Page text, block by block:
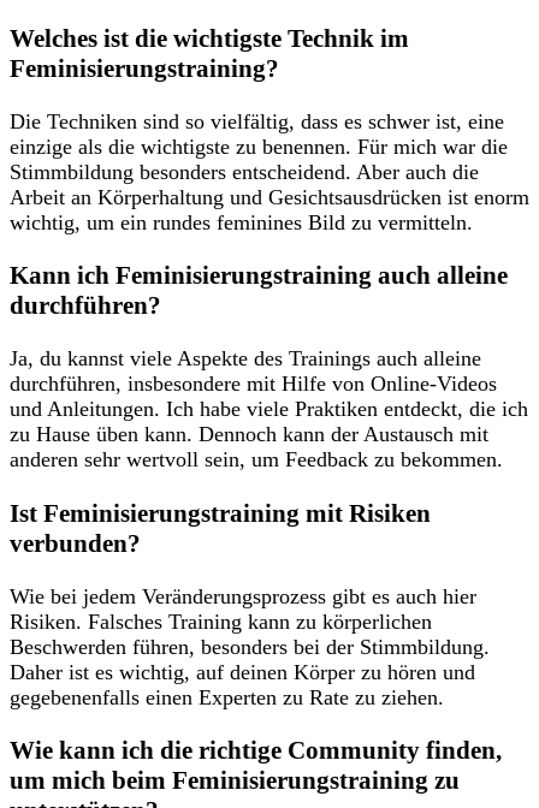
Welches ist die wichtigste Technik ‌im
Feminisierungstraining?
Die‍ Techniken sind so​ vielfältig, dass es ⁢schwer ⁤ist, eine
einzige​ als die wichtigste zu benennen. Für⁣ mich war die
Stimmbildung besonders ⁣entscheidend.‌ Aber auch die
Arbeit⁣ an Körperhaltung und Gesichtsausdrücken ist enorm
wichtig, ​um ein rundes feminines Bild zu vermitteln.
Kann ich ⁤Feminisierungstraining auch alleine
durchführen?
Ja, du⁤ kannst ⁣viele​ Aspekte des‍ Trainings auch ⁤alleine
⁤durchführen, insbesondere​ mit‌ Hilfe​ von Online-Videos​
und Anleitungen. Ich habe ⁣viele ‍Praktiken entdeckt, die ich
zu Hause üben kann. Dennoch kann der Austausch ⁤mit⁢
anderen ​sehr wertvoll⁣ sein, um⁢ Feedback zu bekommen.
Ist Feminisierungstraining‌ mit ‌Risiken
⁢verbunden?
Wie ⁤bei jedem Veränderungsprozess gibt es auch hier
‍Risiken.⁣ Falsches Training‌ kann ‌zu körperlichen
Beschwerden führen, besonders bei der Stimmbildung.‌
Daher ist ‍es ⁤wichtig, ⁤auf deinen Körper ⁢zu hören und
gegebenenfalls einen Experten zu ‍Rate zu ziehen.
Wie kann ich die richtige Community​ finden,
um mich ‍beim Feminisierungstraining zu